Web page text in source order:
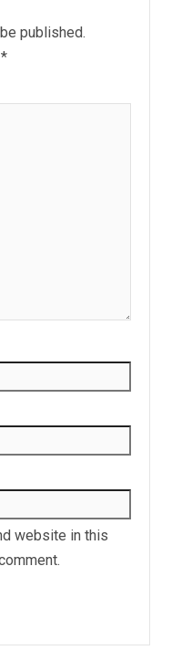
published.
*
website in this